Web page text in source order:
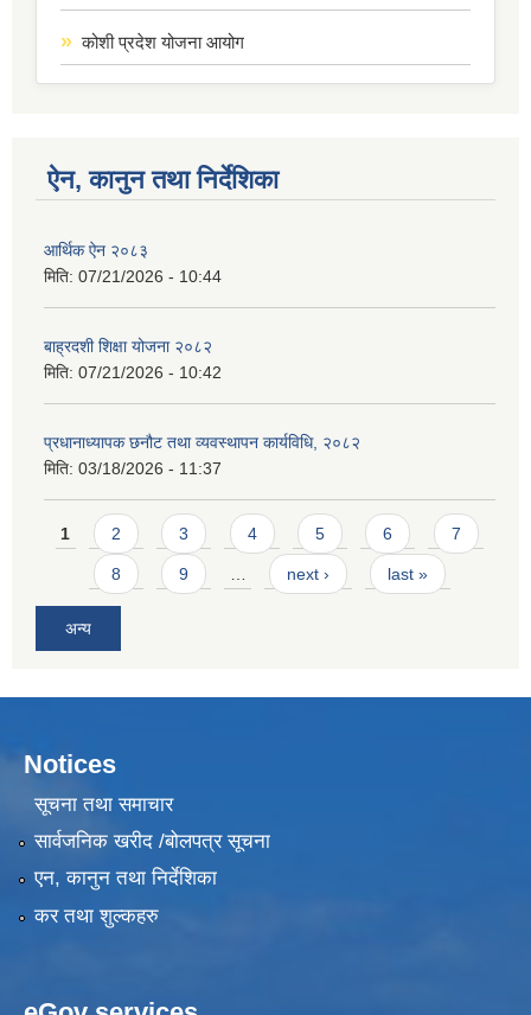
कोशी प्रदेश योजना आयोग
ऐन, कानुन तथा निर्देशिका
आर्थिक ऐन २०८३
मिति: 07/21/2026 - 10:44
बाह्रदशी शिक्षा योजना २०८२
मिति: 07/21/2026 - 10:42
प्रधानाध्यापक छनौट तथा व्यवस्थापन कार्यविधि, २०८२
मिति: 03/18/2026 - 11:37
Pages
1 2 3 4 5 6 7
8 9 next › last »
अन्य
Notices
सूचना तथा समाचार
सार्वजनिक खरीद /बोलपत्र सूचना
एन, कानुन तथा निर्देशिका
कर तथा शुल्कहरु